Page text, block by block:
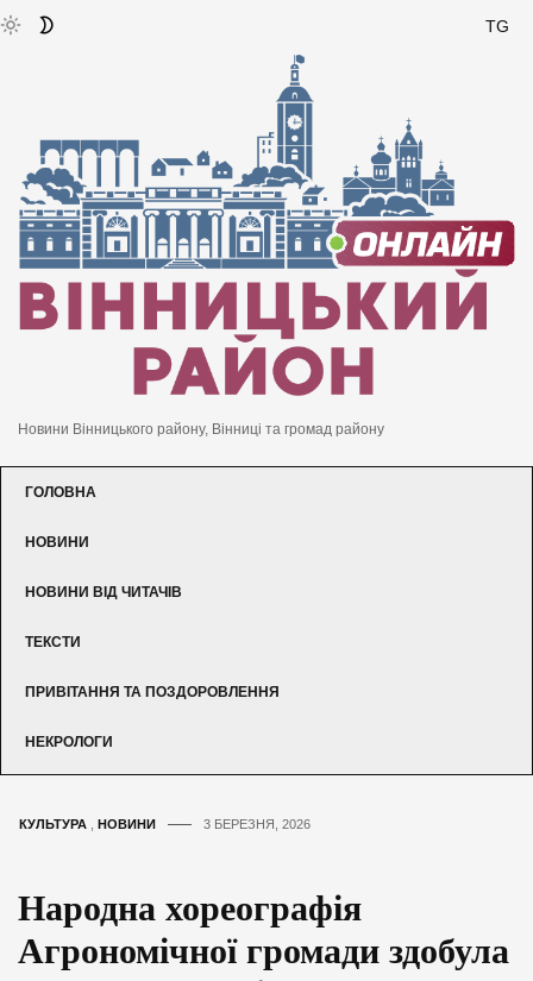
TG
Новини Вінницького району, Вінниці та громад району
ГОЛОВНА
НОВИНИ
НОВИНИ ВІД ЧИТАЧІВ
ТЕКСТИ
ПРИВІТАННЯ ТА ПОЗДОРОВЛЕННЯ
НЕКРОЛОГИ
КУЛЬТУРА НОВИНИ 3 БЕРЕЗНЯ, 2026
Народна хореографія
Агрономічної громади здобула